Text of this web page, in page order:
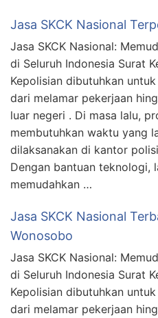
Jasa SKCK Nasional
Jasa SKCK Nasional:
di Seluruh Indonesia Surat
Kepolisian dibutuhkan
dari melamar pekerjaan
luar negeri . Di masa lalu,
membutuhkan waktu yang
dilaksanakan di kantor
Dengan bantuan teknologi,
memudahkan …
Jasa SKCK Nasional
Wonosobo
Jasa SKCK Nasional:
di Seluruh Indonesia Surat
Kepolisian dibutuhkan
dari melamar pekerjaan